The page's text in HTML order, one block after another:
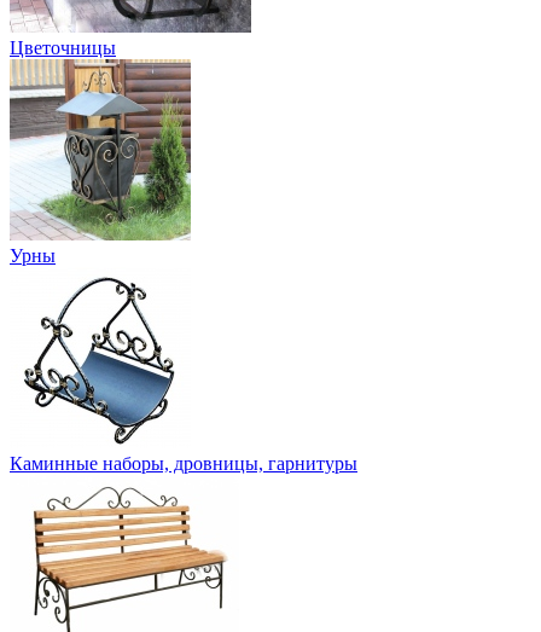
Цветочницы
Урны
Каминные наборы, дровницы, гарнитуры